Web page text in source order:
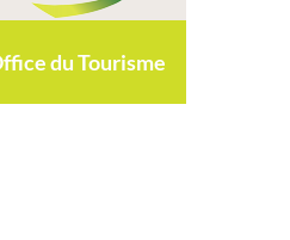
du Tourisme